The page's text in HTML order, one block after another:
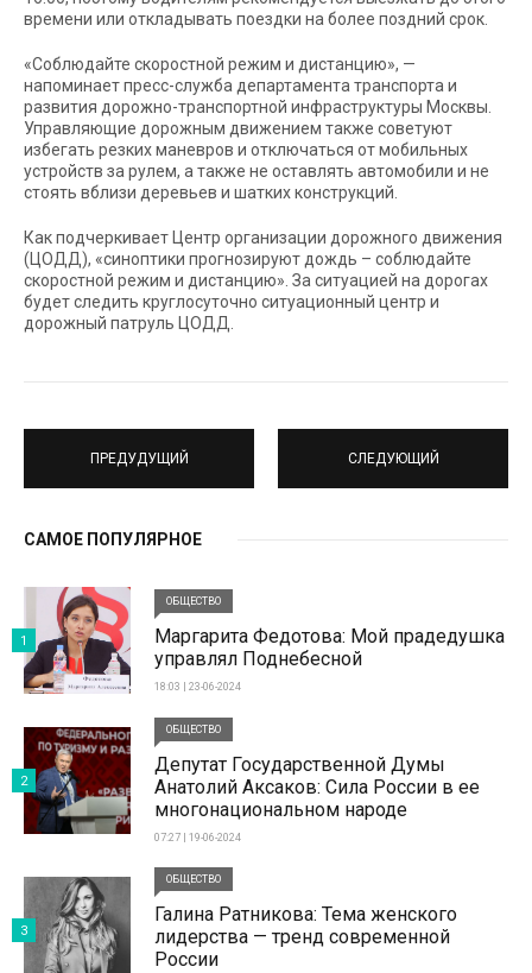
времени или откладывать поездки на более поздний срок.
«Соблюдайте скоростной режим и дистанцию», —
напоминает пресс-служба департамента транспорта и
развития дорожно-транспортной инфраструктуры Москвы.
Управляющие дорожным движением также советуют
избегать резких маневров и отключаться от мобильных
устройств за рулем, а также не оставлять автомобили и не
стоять вблизи деревьев и шатких конструкций.
Как подчеркивает Центр организации дорожного движения
(ЦОДД), «синоптики прогнозируют дождь – соблюдайте
скоростной режим и дистанцию». За ситуацией на дорогах
будет следить круглосуточно ситуационный центр и
дорожный патруль ЦОДД.
ПРЕДУДУЩИЙ СЛЕДУЮЩИЙ
САМОЕ ПОПУЛЯРНОЕ
ОБЩЕСТВО
Маргарита Федотова: Мой прадедушка
управлял Поднебесной
18:03 | 23-06-2024
1
ОБЩЕСТВО
Депутат Государственной Думы
Анатолий Аксаков: Сила России в ее
многонациональном народе
07:27 | 19-06-2024
2
ОБЩЕСТВО
Галина Ратникова: Тема женского
лидерства — тренд современной
России
3